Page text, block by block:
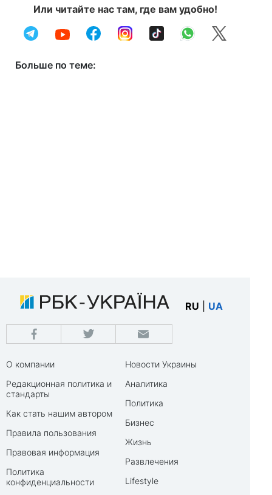
Или читайте нас там, где вам удобно!
Больше по теме:
RU UA
О компании
Редакционная политика и
стандарты
Как стать нашим автором
Правила пользования
Правовая информация
Политика
конфиденциальности
Новости Украины
Аналитика
Политика
Бизнес
Жизнь
Развлечения
Lifestyle